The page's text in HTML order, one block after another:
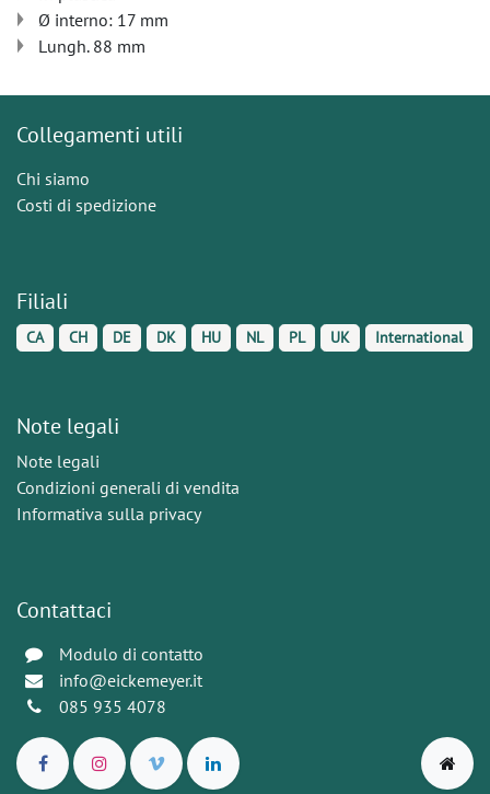
Ø interno: 17 mm
Lungh. 88 mm
Collegamenti utili
Chi siamo
Costi di spedizione
Filiali
CA CH DE DK HU NL PL UK International
Note legali
Note legali
Condizioni generali di vendita
Informativa sulla privacy
Contattaci
Modulo di contatto
info@eickemeyer.it
085 935 4078